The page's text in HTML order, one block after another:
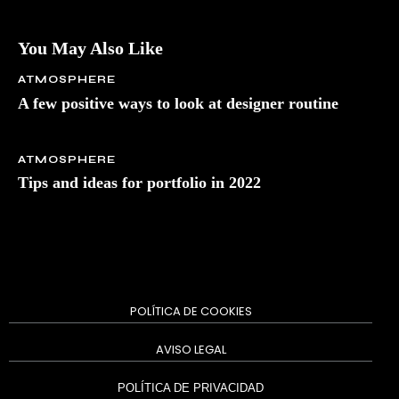
s
l
e
e
.
y
You May Also Like
ATMOSPHERE
A few positive ways to look at designer routine
ATMOSPHERE
Tips and ideas for portfolio in 2022
POLÍTICA DE PRIVACIDAD
AVISO LEGAL
POLÍTICA DE COOKIES